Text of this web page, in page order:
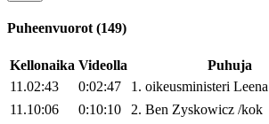
Puheenvuorot (149)
Kellonaika Videolla Puhuja
11.02:43
0:02:47 1. oikeusministeri Leena
11.10:06
0:10:10 2. Ben Zyskowicz /kok